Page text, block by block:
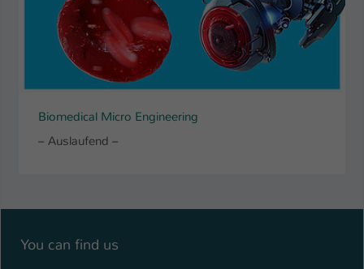
Biomedical Micro Engineering
– Auslaufend –
You can find us